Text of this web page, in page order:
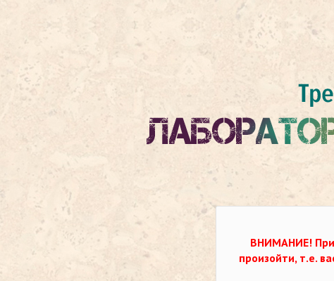
ВНИМАНИЕ!
произойти, т.е.